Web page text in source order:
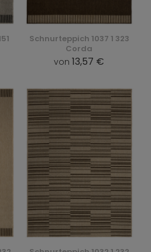
Schnurteppich 1037 1 323
Corda
von 13,57 €